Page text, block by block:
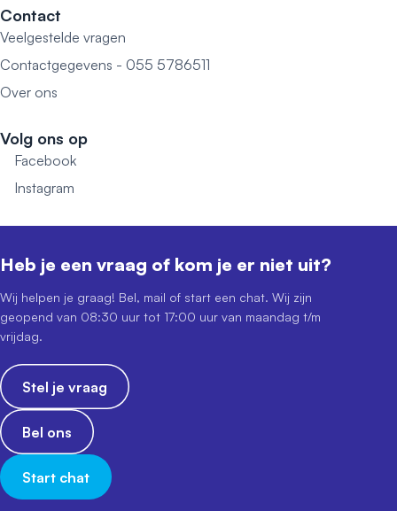
Contact
Veelgestelde vragen
Contactgegevens - 055 5786511
Over ons
Volg ons op
Facebook
Instagram
Heb je een vraag of kom je er niet uit?
Wij helpen je graag! Bel, mail of start een chat. Wij zijn
geopend van 08:30 uur tot 17:00 uur van maandag t/m
vrijdag.
Stel je vraag
Bel ons
Start chat